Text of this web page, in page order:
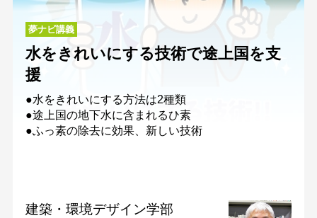
夢ナビ講義
水をきれいにする技術で途上国を支
援
●水をきれいにする方法は2種類
●途上国の地下水に含まれるひ素
●ふっ素の除去に効果、新しい技術
建築・環境デザイン学部